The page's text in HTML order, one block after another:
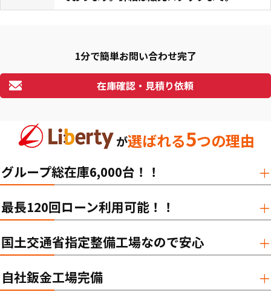
1分で簡単お問い合わせ完了
在庫確認・見積り依頼
が選ばれる5つの理由
グループ総在庫6,000台！！
最長120回ローン利用可能！！
国土交通省指定整備工場なので安心
自社鈑金工場完備